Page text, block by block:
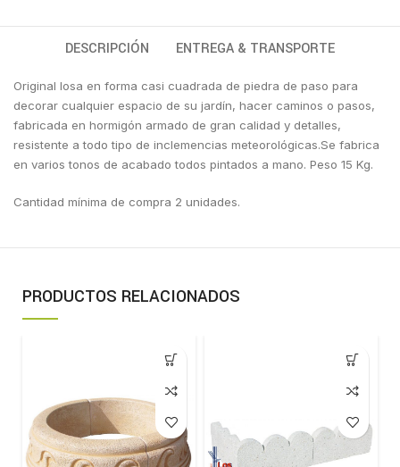
DESCRIPCIÓN ENTREGA & TRANSPORTE
Original losa en forma casi cuadrada de piedra de paso para
decorar cualquier espacio de su jardín, hacer caminos o pasos,
fabricada en hormigón armado de gran calidad y detalles,
resistente a todo tipo de inclemencias meteorológicas.Se fabrica
en varios tonos de acabado todos pintados a mano. Peso 15 Kg.
Cantidad mínima de compra 2 unidades.
PRODUCTOS RELACIONADOS